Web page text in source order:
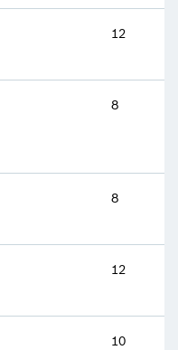
12
8
8
12
10